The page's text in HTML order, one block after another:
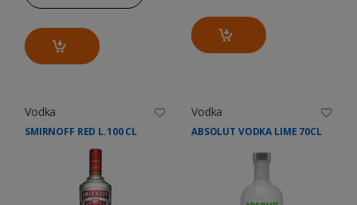
Vodka
SMIRNOFF RED L.100 CL
Vodka
ABSOLUT VODKA LIME 70CL